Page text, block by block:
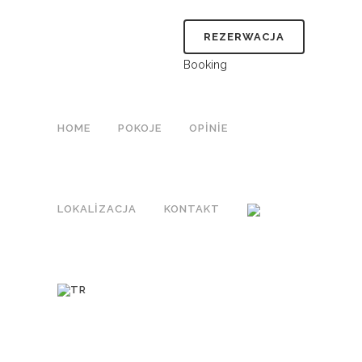
REZERWACJA
Booking
HOME POKOJE OPINIE
LOKALIZACJA KONTAKT